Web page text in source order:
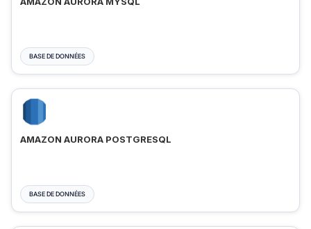
BASE DE DONNÉES
AMAZON AURORA POSTGRESQL
BASE DE DONNÉES